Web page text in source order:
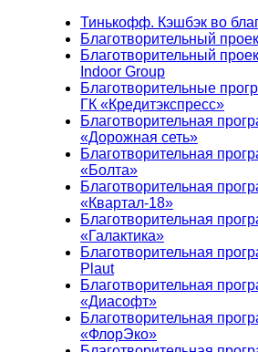
Тинькофф. Кэшбэк во
Благотворительный
Благотворительный
Indoor Group
Благотворительные
ГК «Кредитэкспресс»
Благотворительная
«Дорожная сеть»
Благотворительная
«Болта»
Благотворительная
«Квартал-18»
Благотворительная
«Галактика»
Благотворительная
Plaut
Благотворительная
«Диасофт»
Благотворительная
«ФлорЭко»